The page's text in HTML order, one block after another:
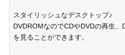
スタイリッシュなデスクトップ♪
DVDROMなのでCDやDVDの再生、
を見ることができます。